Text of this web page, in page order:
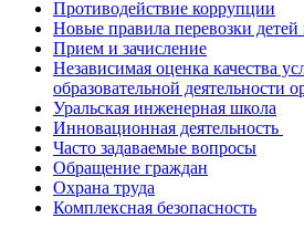
Противодействие коррупции
Новые правила перевозки детей
Прием и зачисление
Независимая оценка качества
образовательной деятельности
Уральская инженерная школа
Инновационная деятельность
Часто задаваемые вопросы
Обращение граждан
Охрана труда
Комплексная безопасность